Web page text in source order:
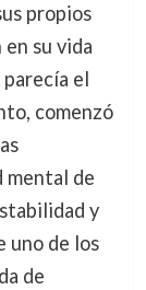
propios
su vida
el
comenzó
mental de
y
uno de los
de